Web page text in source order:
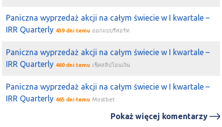
Paniczna wyprzedaż akcji na całym świecie w I kwartale –
IRR Quarterly 459 dni temu ออกแบบรีสอร์ท
Paniczna wyprzedaż akcji na całym świecie w I kwartale –
IRR Quarterly 460 dni temu เช็คสลิปโอนเงิน
Paniczna wyprzedaż akcji na całym świecie w I kwartale –
IRR Quarterly 465 dni temu Mostbet
Pokaż więcej komentarzy